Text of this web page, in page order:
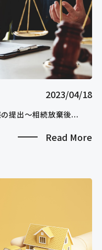
2023/04/18
提出～相続放棄後...
Read More